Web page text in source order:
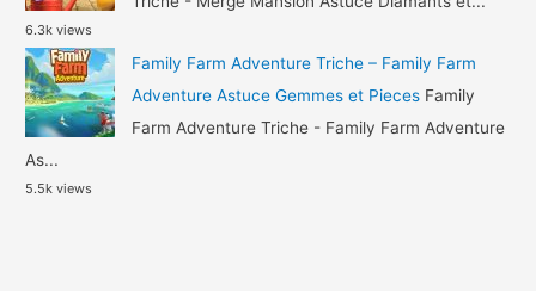
6.3k views
Family Farm Adventure Triche – Family Farm
Adventure Astuce Gemmes et Pieces Family
Farm Adventure Triche - Family Farm Adventure
As...
5.5k views